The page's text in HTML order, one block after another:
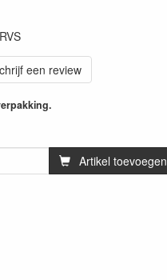
een review
Artikel toevoegen